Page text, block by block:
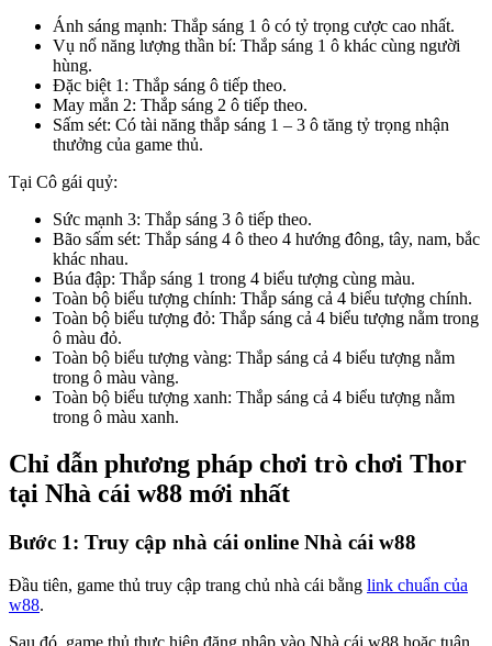
Ánh sáng mạnh: Thắp sáng 1 ô có tỷ trọng cược cao nhất.
Vụ nổ năng lượng thần bí: Thắp sáng 1 ô khác cùng người
hùng.
Đặc biệt 1: Thắp sáng ô tiếp theo.
May mắn 2: Thắp sáng 2 ô tiếp theo.
Sấm sét: Có tài năng thắp sáng 1 – 3 ô tăng tỷ trọng nhận
thưởng của game thủ.
Tại Cô gái quỷ:
Sức mạnh 3: Thắp sáng 3 ô tiếp theo.
Bão sấm sét: Thắp sáng 4 ô theo 4 hướng đông, tây, nam, bắc
khác nhau.
Búa đập: Thắp sáng 1 trong 4 biểu tượng cùng màu.
Toàn bộ biểu tượng chính: Thắp sáng cả 4 biểu tượng chính.
Toàn bộ biểu tượng đỏ: Thắp sáng cả 4 biểu tượng nằm trong
ô màu đỏ.
Toàn bộ biểu tượng vàng: Thắp sáng cả 4 biểu tượng nằm
trong ô màu vàng.
Toàn bộ biểu tượng xanh: Thắp sáng cả 4 biểu tượng nằm
trong ô màu xanh.
Chỉ dẫn phương pháp chơi trò chơi Thor
tại Nhà cái w88 mới nhất
Bước 1: Truy cập nhà cái online Nhà cái w88
Đầu tiên, game thủ truy cập trang chủ nhà cái bằng link chuẩn của
w88.
Sau đó, game thủ thực hiện đăng nhập vào Nhà cái w88 hoặc tuân